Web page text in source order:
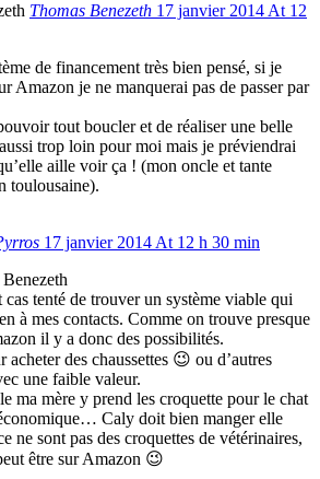
Thomas Benezeth 17 janvier 2014 At 12
de financement très bien pensé, si je
Amazon je ne manquerai pas de passer par
tout boucler et de réaliser une belle
trop loin pour moi mais je préviendrai
aille voir ça ! (mon oncle et tante
toulousaine).
17 janvier 2014 At 12 h 30 min
cas tenté de trouver un système viable qui
à mes contacts. Comme on trouve presque
il y a donc des possibilités.
acheter des chaussettes 😉 ou d’autres
une faible valeur.
ma mère y prend les croquette pour le chat
Caly doit bien manger elle
ne sont pas des croquettes de vétérinaires,
être sur Amazon 😉